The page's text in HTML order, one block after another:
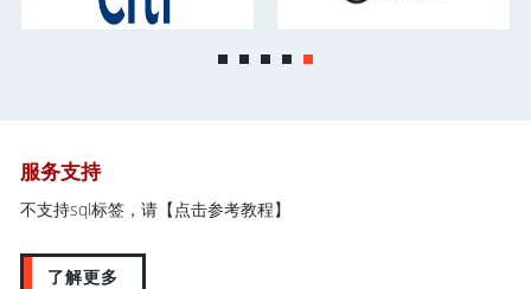
服务支持
不支持sql标签，请 【点击参考教程】
了解更多